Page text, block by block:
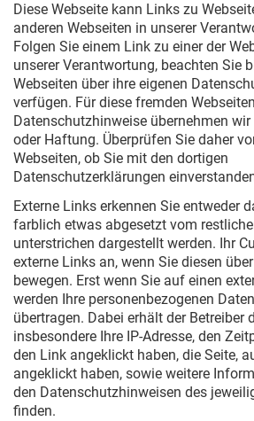
Diese Webseite kann Links zu
anderen Webseiten in unserer
Folgen Sie einem Link zu einer der
unserer Verantwortung, beachten Sie
Webseiten über ihre eigenen
verfügen. Für diese fremden
Datenschutzhinweise übernehmen
oder Haftung. Überprüfen Sie daher
Webseiten, ob Sie mit den dortigen
Datenschutzerklärungen
Externe Links erkennen Sie entweder
farblich etwas abgesetzt vom
unterstrichen dargestellt werden. Ihr
externe Links an, wenn Sie diesen
bewegen. Erst wenn Sie auf einen
werden Ihre personenbezogenen
übertragen. Dabei erhält der Betreiber
insbesondere Ihre IP-Adresse, den
den Link angeklickt haben, die Seite,
angeklickt haben, sowie weitere
den Datenschutzhinweisen des
finden.